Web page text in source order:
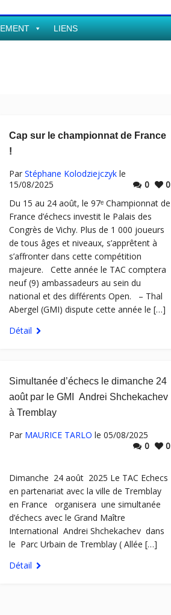
LIENS
Cap sur le championnat de France
!
Par Stéphane Kolodziejczyk le
15/08/2025
0
0
Du 15 au 24 août, le 97ᵉ Championnat de
France d’échecs investit le Palais des
Congrès de Vichy. Plus de 1 000 joueurs
de tous âges et niveaux, s’apprêtent à
s’affronter dans cette compétition
majeure. Cette année le TAC comptera
neuf (9) ambassadeurs au sein du
national et des différents Open. – Thal
Abergel (GMI) dispute cette année le […]
Détail
Simultanée d’échecs le dimanche 24
août par le GMI Andrei Shchekachev
à Tremblay
Par MAURICE TARLO le 05/08/2025
0
0
Dimanche 24 août 2025 Le TAC Echecs
en partenariat avec la ville de Tremblay
en France organisera une simultanée
d’échecs avec le Grand Maître
International Andrei Shchekachev dans
le Parc Urbain de Tremblay ( Allée […]
Détail